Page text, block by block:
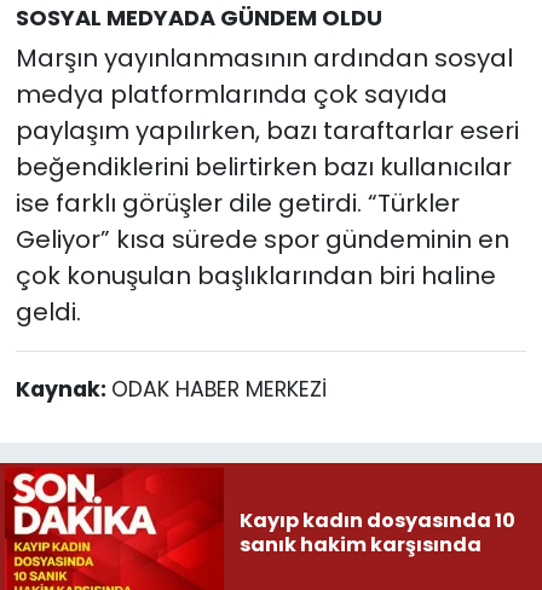
SOSYAL MEDYADA GÜNDEM OLDU
Marşın yayınlanmasının ardından sosyal
medya platformlarında çok sayıda
paylaşım yapılırken, bazı taraftarlar eseri
beğendiklerini belirtirken bazı kullanıcılar
ise farklı görüşler dile getirdi. “Türkler
Geliyor” kısa sürede spor gündeminin en
çok konuşulan başlıklarından biri haline
geldi.
Kaynak: ODAK HABER MERKEZİ
Kayıp kadın dosyasında 10
sanık hakim karşısında